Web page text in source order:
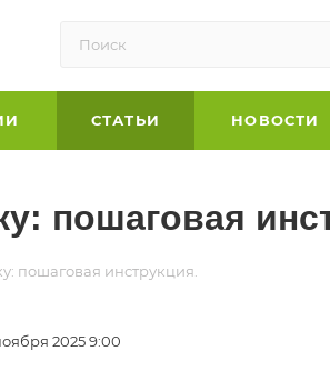
СТАТЬИ НОВОСТИ
пошаговая
пошаговая инструкция.
2025 9:00